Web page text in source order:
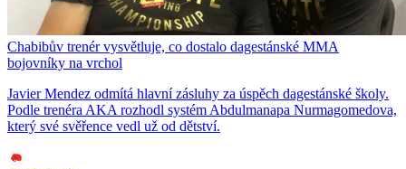
Chabibův trenér vysvětluje, co dostalo dagestánské MMA
bojovníky na vrchol
Javier Mendez odmítá hlavní zásluhy za úspěch dagestánské školy.
Podle trenéra AKA rozhodl systém Abdulmanapa Nurmagomedova,
který své svěřence vedl už od dětství.